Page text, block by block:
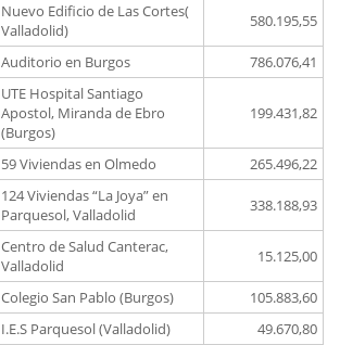
Nuevo Edificio de Las Cortes(
Valladolid)
580.195,55
Auditorio en Burgos 786.076,41
UTE Hospital Santiago
Apostol, Miranda de Ebro
(Burgos)
199.431,82
59 Viviendas en Olmedo
265.496,22
124 Viviendas “La Joya” en
Parquesol, Valladolid
338.188,93
Centro de Salud Canterac,
Valladolid
15.125,00
Colegio San Pablo (Burgos)
105.883,60
I.E.S Parquesol (Valladolid)
49.670,80